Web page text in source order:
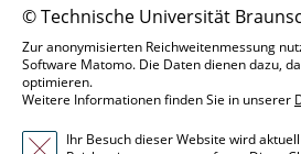
© Technische Universität
Zur anonymisierten Reichweitenmessung
Software Matomo. Die Daten dienen dazu,
optimieren.
Weitere Informationen finden Sie in unserer
Ihr Besuch dieser Website wird